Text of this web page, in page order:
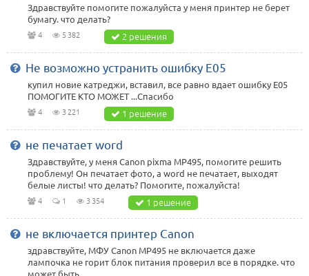
Здравствуйте помогите пожалуйста у меня принтер не берет
бумагу. что делать?
4 5 382 2 решения
Не возможно устранить ошибку E05
купил новие катреджи, вставил, все равно вдает ошибку E05
ПОМОГИТЕ КТО МОЖЕТ ...Cпасибо
4 3 221 1 решение
не печатает word
Здравствуйте, у меня Canon pixma MP495, помогите решить
проблему! Он печатает фото, а word не печатает, выходят
белые листы! что делать? Помогите, пожалуйста!
4 1 3 354 1 решение
не включается принтер Canon
здравствуйте, МФУ Canon MP495 не включается даже
лампочка не горит блок питания проверил все в порядке. что
может быть